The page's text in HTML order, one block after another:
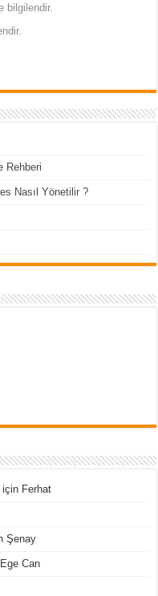
bilgilendir.
Rehberi
Nasıl Yönetilir ?
için Ferhat
Şenay
Ege Can